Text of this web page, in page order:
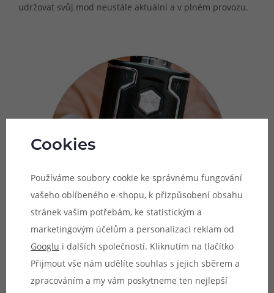
udržovat svůj mod neustále aktuální a v plném provozu.
Intuitivní ovládání
Cookies
Používáme soubory cookie ke správnému fungování
vašeho oblíbeného e-shopu, k přizpůsobení obsahu
stránek vašim potřebám, ke statistickým a
marketingovým účelům a personalizaci reklam od
Googlu i dalších společností. Kliknutím na tlačítko
Přijmout vše nám udělíte souhlas s jejich sběrem a
zpracováním a my vám poskytneme ten nejlepší